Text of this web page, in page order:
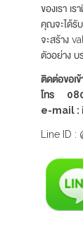
ของเรา เ
คุณจะได้รั
จะสร้าง
ตัวอย่าง บ
ติดต่อขอเ
โทร 080
e-mail :
Line ID